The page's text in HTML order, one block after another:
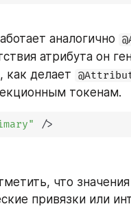
аналогично
атрибута он
, как делает
токенам.
" />
что
привязки или